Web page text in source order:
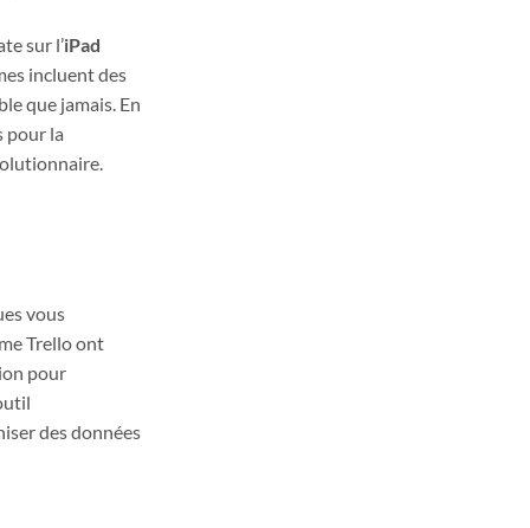
sur l’iPad
incluent des
que jamais. En
pour la
vous
Trello ont
pour
des données